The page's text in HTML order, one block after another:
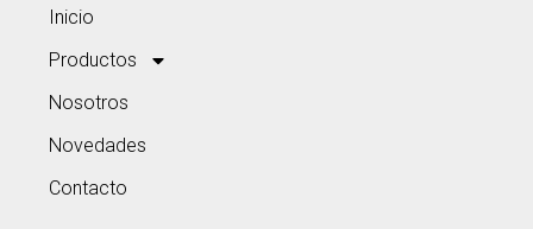
Inicio
Productos
Nosotros
Novedades
Contacto